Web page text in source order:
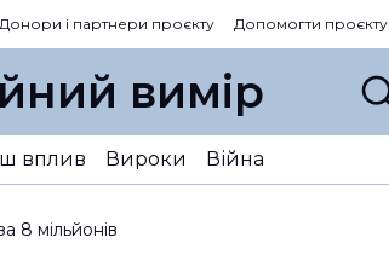
Донори і партнери проєкту Допомогти проєкту
вимір
вплив Вироки Війна
8 мільйонів